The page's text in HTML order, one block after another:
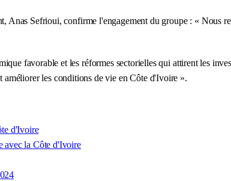
Anas Sefrioui, confirme l'engagement du groupe : « Nous
favorable et les réformes sectorielles qui attirent les
les conditions de vie en Côte d'Ivoire ».
d'Ivoire
avec la Côte d'Ivoire